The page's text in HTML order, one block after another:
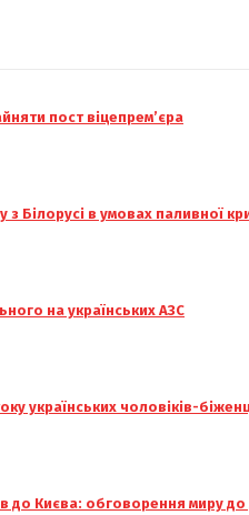
пост віцепрем’єра
Білорусі в умовах паливної
на українських АЗС
українських чоловіків-
до Києва: обговорення миру